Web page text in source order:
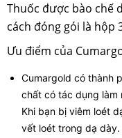
Thuốc được bào chế
cách đóng gói là hộp
Ưu điểm của
Cumargold có thành
chất có tác dụng làm
Khi bạn bị viêm loét
vết loét trong dạ dày.